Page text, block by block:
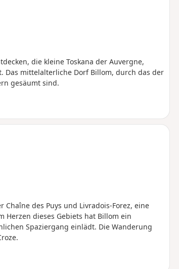
die kleine Toskana der Auvergne,
Das mittelalterliche Dorf Billom, durch das der
gesäumt sind.
des Puys und Livradois-Forez, eine
Herzen dieses Gebiets hat Billom ein
Spaziergang einlädt. Die Wanderung